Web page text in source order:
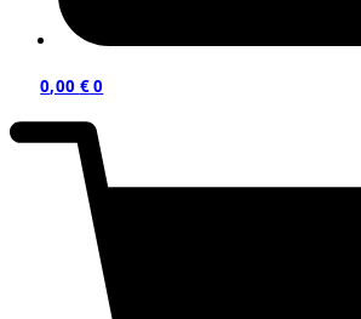
0,00 €0